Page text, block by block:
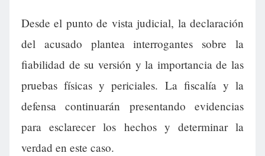
Desde el punto de vista judicial, la declaración
del acusado plantea interrogantes sobre la
fiabilidad de su versión y la importancia de las
pruebas físicas y periciales. La fiscalía y la
defensa continuarán presentando evidencias
para esclarecer los hechos y determinar la
verdad en este caso.